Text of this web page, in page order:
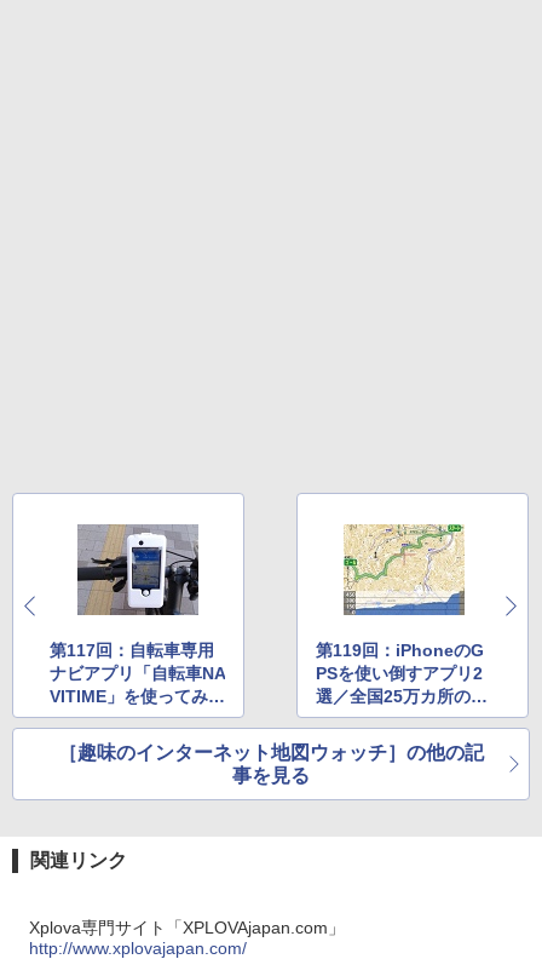
第117回：自転車専用
ナビアプリ「自転車NA
VITIME」を使ってみま
した
第119回：iPhoneのG
PSを使い倒すアプリ2
選／全国25万カ所のバ
ス停検索サイト
［趣味のインターネット地図ウォッチ］の他の記
事を見る
関連リンク
Xplova専門サイト「XPLOVAjapan.com」
http://www.xplovajapan.com/